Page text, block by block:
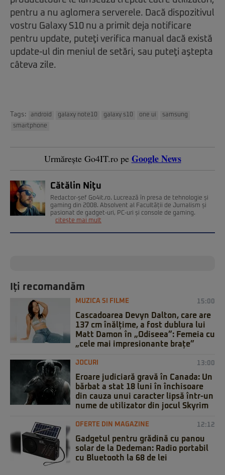
pentru a nu aglomera serverele. Dacă dispozitivul
vostru Galaxy S10 nu a primit deja notificare
pentru update, puteţi verifica manual dacă există
update-ul din meniul de setări, sau puteţi aştepta
câteva zile.
Tags: android galaxy note10 galaxy s10 one ui
samsung
smartphone
Urmărește Go4IT.ro pe Google News
Cătălin Niţu
Redactor-șef Go4it.ro. Lucrează în presa de tehnologie și
gaming din 2008. Absolvent al Facultății de Jurnalism și
pasionat de gadget-uri, PC-uri și console de gaming.
citește mai mult
Iți recomandăm
MUZICA SI FILME 15:00
Cascadoarea Devyn Dalton, care are
137 cm înălțime, a fost dublura lui
Matt Damon în „Odiseea”: Femeia cu
„cele mai impresionante brațe”
JOCURI 13:00
Eroare judiciară gravă în Canada: Un
bărbat a stat 18 luni în închisoare
din cauza unui caracter lipsă într-un
nume de utilizator din jocul Skyrim
OFERTE DIN MAGAZINE 12:12
Gadgetul pentru grădină cu panou
solar de la Dedeman: Radio portabil
cu Bluetooth la 68 de lei